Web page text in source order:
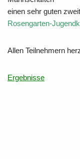
einen sehr guten
Rosengarten-
Allen Teilnehmern
Ergebnisse